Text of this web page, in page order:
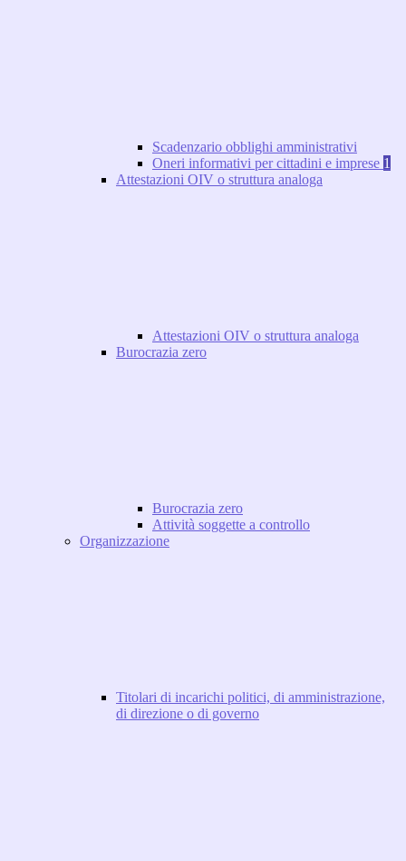
Scadenzario obblighi amministrativi
Oneri informativi per cittadini e imprese 1
Attestazioni OIV o struttura analoga
Attestazioni OIV o struttura analoga
Burocrazia zero
Burocrazia zero
Attività soggette a controllo
Organizzazione
Titolari di incarichi politici, di amministrazione,
di direzione o di governo